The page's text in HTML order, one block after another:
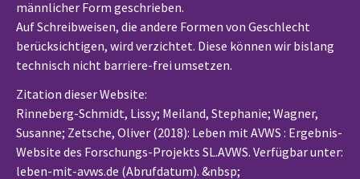
männlicher Form geschrieben.
Auf Schreibweisen, die andere Formen von Geschlecht
berücksichtigen, wird verzichtet. Diese können wir bislang
technisch nicht barriere-frei umsetzen.
Zitation dieser Website:
Rinneberg-Schmidt, Lissy; Meiland, Stephanie; Wagner,
Susanne; Zetsche, Oliver (2018): Leben mit AVWS : Ergebnis-
Website des Forschungs-Projekts SL.AVWS. Verfügbar unter:
leben-mit-avws.de (Abrufdatum). &nbsp;